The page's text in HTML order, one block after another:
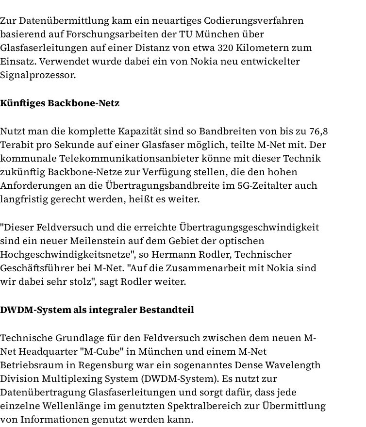
Zur Datenübermittlung kam ein neuartiges Codierungsverfahren
basierend auf Forschungsarbeiten der TU München über
Glasfaserleitungen auf einer Distanz von etwa 320 Kilometern zum
Einsatz. Verwendet wurde dabei ein von Nokia neu entwickelter
Signalprozessor.
Künftiges Backbone-Netz
Nutzt man die komplette Kapazität sind so Bandbreiten von bis zu 76,8
Terabit pro Sekunde auf einer Glasfaser möglich, teilte M-Net mit. Der
kommunale Telekommunikationsanbieter könne mit dieser Technik
zukünftig Backbone-Netze zur Verfügung stellen, die den hohen
Anforderungen an die Übertragungsbandbreite im 5G-Zeitalter auch
langfristig gerecht werden, heißt es weiter.
"Dieser Feldversuch und die erreichte Übertragungsgeschwindigkeit
sind ein neuer Meilenstein auf dem Gebiet der optischen
Hochgeschwindigkeitsnetze", so Hermann Rodler, Technischer
Geschäftsführer bei M-Net. "Auf die Zusammenarbeit mit Nokia sind
wir dabei sehr stolz", sagt Rodler weiter.
DWDM-System als integraler Bestandteil
Technische Grundlage für den Feldversuch zwischen dem neuen M-
Net Headquarter "M-Cube" in München und einem M-Net
Betriebsraum in Regensburg war ein sogenanntes Dense Wavelength
Division Multiplexing System (DWDM-System). Es nutzt zur
Datenübertragung Glasfaserleitungen und sorgt dafür, dass jede
einzelne Wellenlänge im genutzten Spektralbereich zur Übermittlung
von Informationen genutzt werden kann.